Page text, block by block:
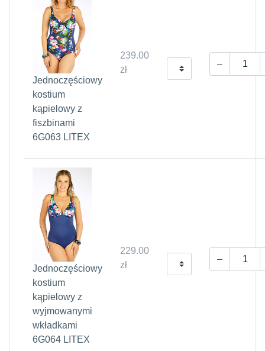
Jednoczęściowy
kostium
kąpielowy z
fiszbinami
6G063 LITEX
239.00
zł
Jednoczęściowy
kostium
kąpielowy z
wyjmowanymi
wkładkami
6G064 LITEX
229.00
zł